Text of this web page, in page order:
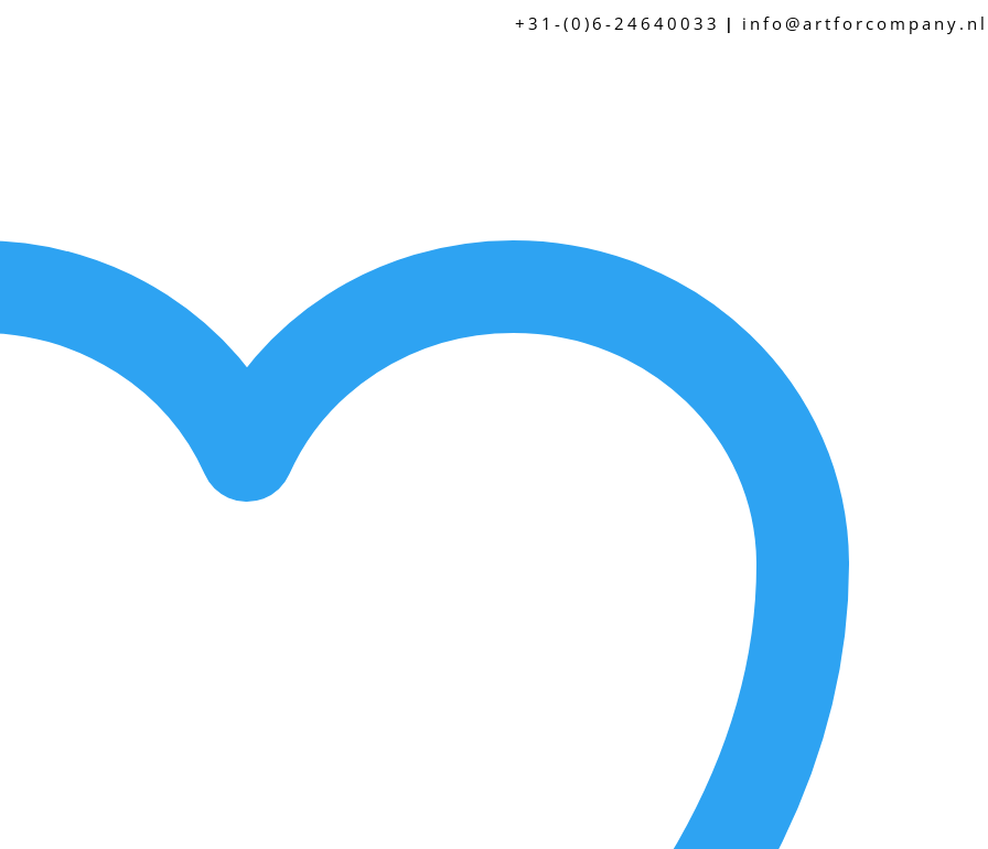
+31-(0)6-24640033 | info@artforcompany.nl